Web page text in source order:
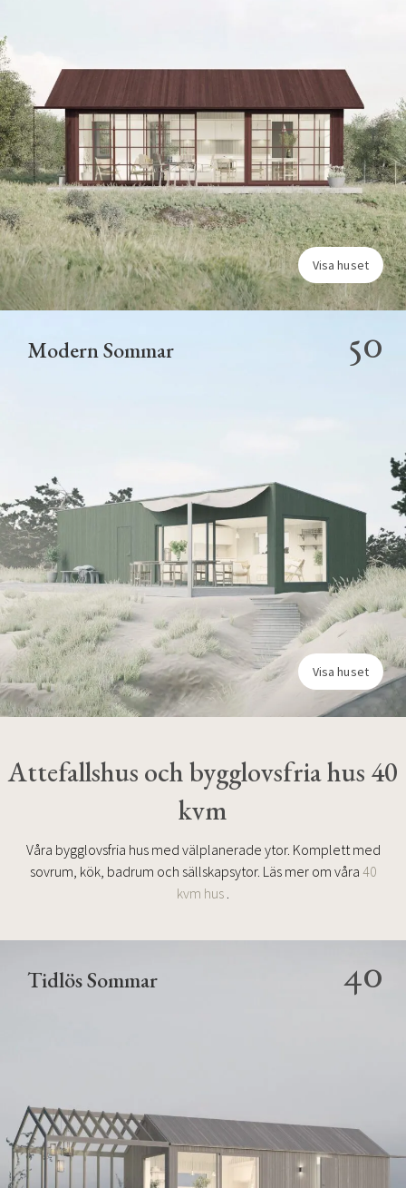
Visa huset
Modern Sommar 50
Visa huset
Attefallshus och bygglovsfria hus 40
kvm
Våra bygglovsfria hus med välplanerade ytor. Komplett med
sovrum, kök, badrum och sällskapsytor. Läs mer om våra 40
kvm hus .
Tidlös Sommar 40